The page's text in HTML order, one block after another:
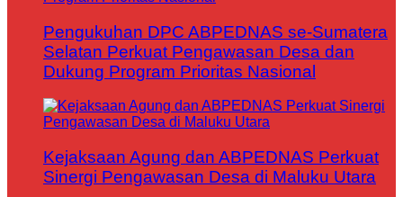
Pengukuhan DPC ABPEDNAS se-Sumatera
Selatan Perkuat Pengawasan Desa dan
Dukung Program Prioritas Nasional
Kejaksaan Agung dan ABPEDNAS Perkuat
Sinergi Pengawasan Desa di Maluku Utara